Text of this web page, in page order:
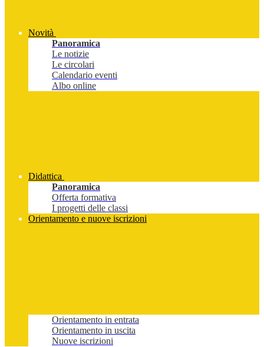
Novità
Panoramica
Le notizie
Le circolari
Calendario eventi
Albo online
Didattica
Panoramica
Offerta formativa
I progetti delle classi
Orientamento e nuove iscrizioni
Orientamento in entrata
Orientamento in uscita
Nuove iscrizioni